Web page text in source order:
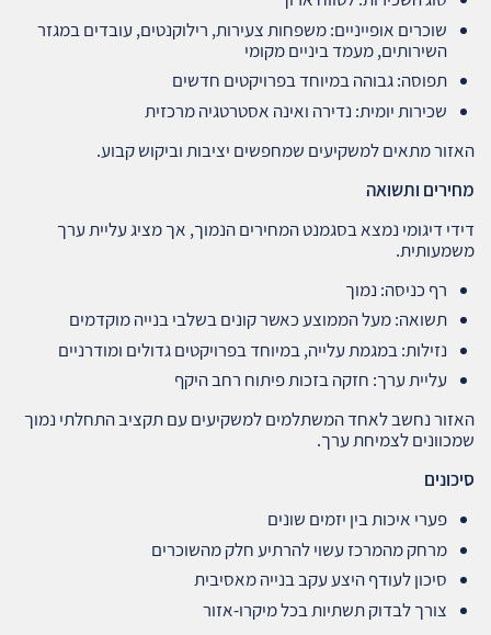
שוכרים אופייניים: משפחות צעירות, רילוקנטים, עובדים במגזר
השירותים, מעמד ביניים מקומי
תפוסה: גבוהה במיוחד בפרויקטים חדשים
שכירות יומית: נדירה ואינה אסטרטגיה מרכזית
האזור מתאים למשקיעים שמחפשים יציבות וביקוש קבוע.
מחירים ותשואה
דידי דיגומי נמצא בסגמנט המחירים הנמוך, אך מציג עליית ערך
משמעותית.
רף כניסה: נמוך
תשואה: מעל הממוצע כאשר קונים בשלבי בנייה מוקדמים
נזילות: במגמת עלייה, במיוחד בפרויקטים גדולים ומודרניים
עליית ערך: חזקה בזכות פיתוח רחב היקף
האזור נחשב לאחד המשתלמים למשקיעים עם תקציב התחלתי נמוך
שמכוונים לצמיחת ערך.
סיכונים
פערי איכות בין יזמים שונים
מרחק מהמרכז עשוי להרתיע חלק מהשוכרים
סיכון לעודף היצע עקב בנייה מאסיבית
צורך לבדוק תשתיות בכל מיקרו‑אזור